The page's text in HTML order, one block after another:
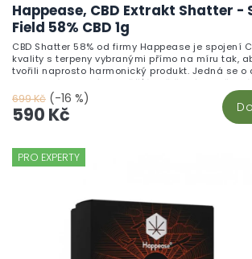
Happease, CBD Extrakt Shatter
Field 58% CBD 1g
699 Kč (-16 %)
590 Kč
CBD Shatter 58% od firmy Happease je spojení
kvality s terpeny vybranými přímo na míru tak,
tvořili naprosto harmonický produkt. Jedná se o
koncentrátu, který je v křišťálově čisté formě a
vlastnostmi. Koncentrát je vytvářen udržováním
tlaku, tím vzniká čistá forma připomínající
sloučeniny do hladké směsi. Strawberry Field
směsi se spojují terpeny ze Strawberry
Název Strawberry Bubblegum vystihuje vůni
PRO EXPERTY